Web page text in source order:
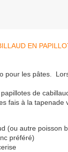
pour les pâtes.
de
fais à la tapenade
(ou autre poisson
préféré)